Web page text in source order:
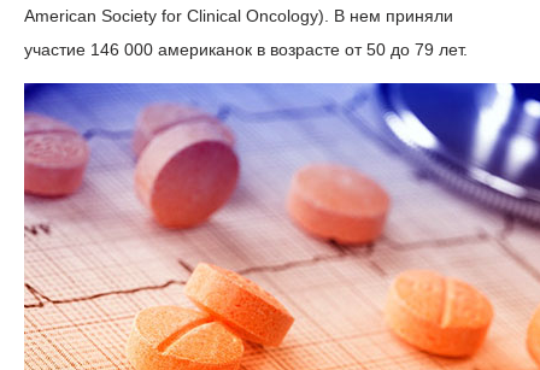
American Society for Clinical Oncology). В нем приняли
участие 146 000 американок в возрасте от 50 до 79 лет.